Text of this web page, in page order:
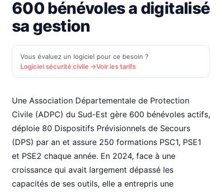
600 bénévoles a digitalisé
sa gestion
Vous évaluez un logiciel pour ce besoin ?
Logiciel sécurité civile →Voir les tarifs
Une Association Départementale de Protection
Civile (ADPC) du Sud-Est gère 600 bénévoles actifs,
déploie 80 Dispositifs Prévisionnels de Secours
(DPS) par an et assure 250 formations PSC1, PSE1
et PSE2 chaque année. En 2024, face à une
croissance qui avait largement dépassé les
capacités de ses outils, elle a entrepris une